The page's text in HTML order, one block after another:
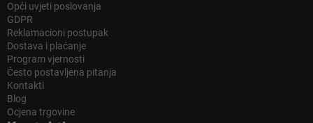
Opći uvjeti poslovanja
GDPR
Reklamacioni postupak
Dostava i plaćanje
Program vjernosti
Često postavljena pitanja
Kontakti
Blog
Ocjena trgovine